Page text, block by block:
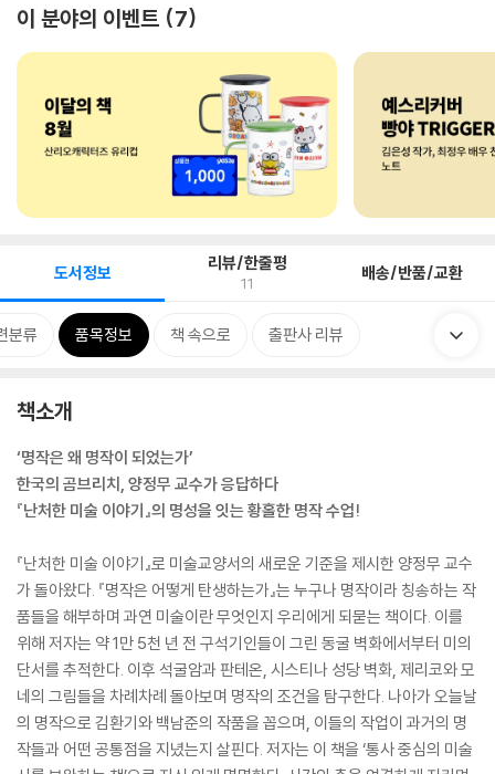
이 분야의 이벤트 7
도서정보 리뷰/한줄평
11 배송/반품/교환
분류 품목정보 책 속으로 출판사 리뷰
책소개
‘명작은 왜 명작이 되었는가’
한국의 곰브리치, 양정무 교수가 응답하다
『난처한 미술 이야기』의 명성을 잇는 황홀한 명작 수업!
『난처한 미술 이야기』로 미술교양서의 새로운 기준을 제시한 양정무 교수
가 돌아왔다. 『명작은 어떻게 탄생하는가』는 누구나 명작이라 칭송하는 작
품들을 해부하며 과연 미술이란 무엇인지 우리에게 되묻는 책이다. 이를
위해 저자는 약 1만 5천 년 전 구석기인들이 그린 동굴 벽화에서부터 미의
단서를 추적한다. 이후 석굴암과 판테온, 시스티나 성당 벽화, 제리코와 모
네의 그림들을 차례차례 돌아보며 명작의 조건을 탐구한다. 나아가 오늘날
의 명작으로 김환기와 백남준의 작품을 꼽으며, 이들의 작업이 과거의 명
작들과 어떤 공통점을 지녔는지 살핀다. 저자는 이 책을 ‘통사 중심의 미술